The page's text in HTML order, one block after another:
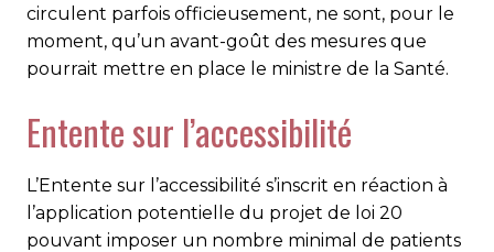
circulent parfois officieusement, ne sont, pour le
moment, qu’un avant-goût des mesures que
pourrait mettre en place le ministre de la Santé.
Entente sur l’accessibilité
L’Entente sur l’accessibilité s’inscrit en réaction à
l’application potentielle du projet de loi 20
pouvant imposer un nombre mi­nimal de patients